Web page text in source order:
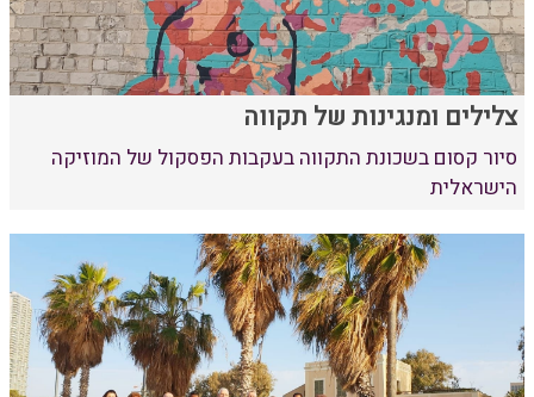
צלילים ומנגינות של תקווה
סיור קסום בשכונת התקווה בעקבות הפסקול של המוזיקה
הישראלית